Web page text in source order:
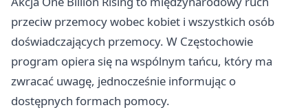
przeciw przemocy wobec kobiet i wszystkich osób
doświadczających przemocy. W Częstochowie
program opiera się na wspólnym tańcu, który ma
zwracać uwagę, jednocześnie informując o
dostępnych formach pomocy.